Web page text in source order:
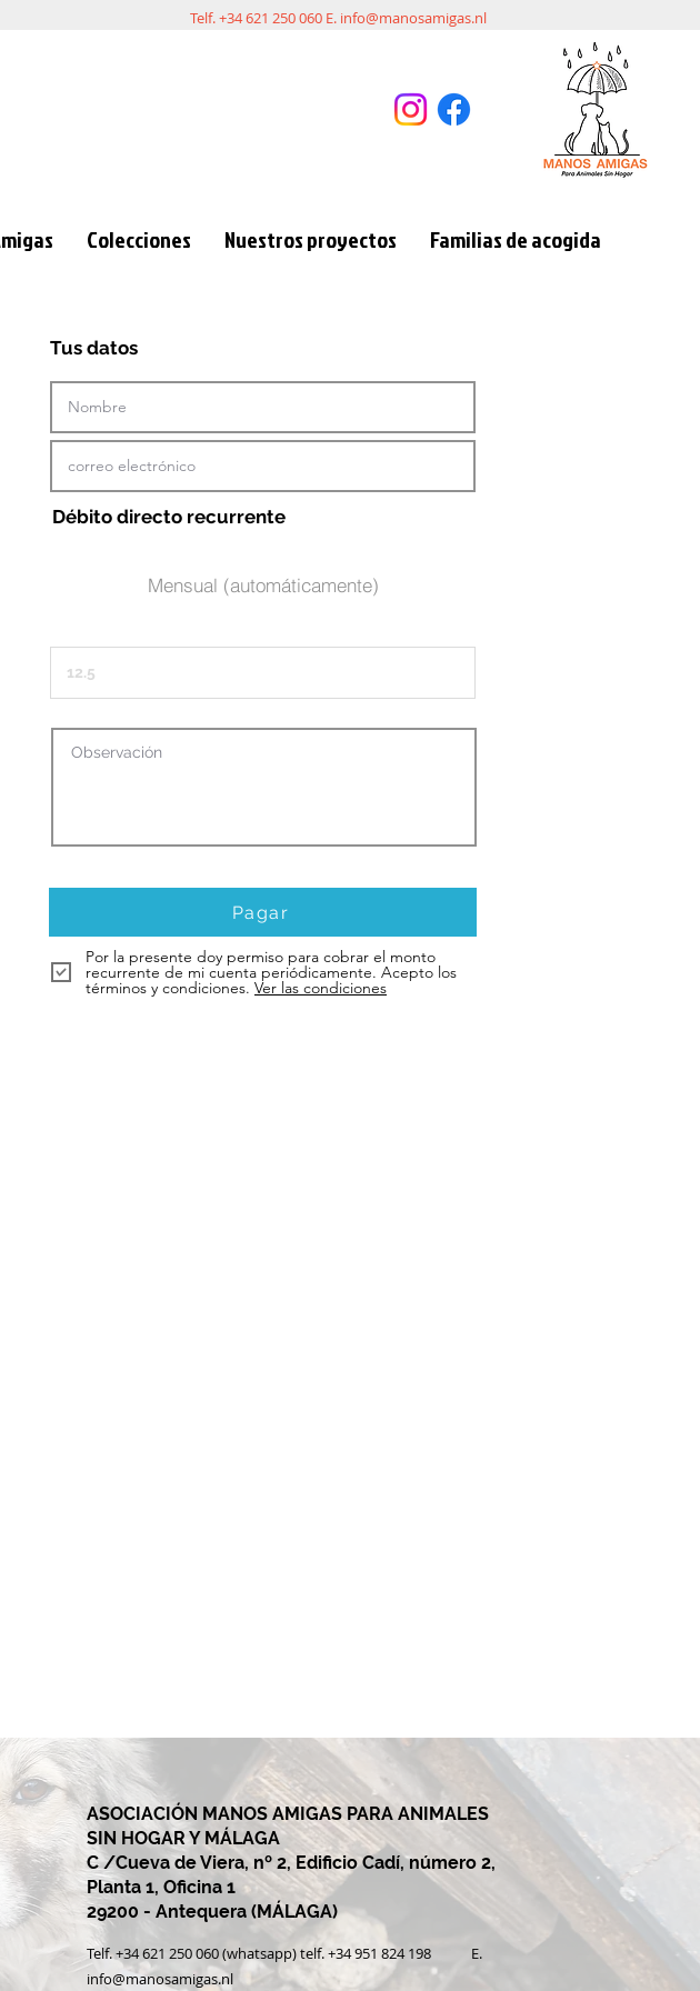
Telf. +34 621 250 060 E. info@manosamigas.nl
Colecciones Nuestros proyectos Familias de acogida
Tus datos
Débito directo recurrente
Mensual (automáticamente)
Pagar
Por la presente doy permiso para cobrar el monto
recurrente de mi cuenta periódicamente. Acepto los
términos y condiciones. Ver las condiciones
ASOCIACIÓN MANOS AMIGAS PARA ANIMALES
SIN HOGAR Y MÁLAGA
C /Cueva de Viera, nº 2, Edificio Cadí, número 2,
Planta 1, Oficina 1
29200 - Antequera (MÁLAGA)
Telf. +34 621 250 060 (whatsapp) telf. +34 951 824 198 E.
info@manosamigas.nl